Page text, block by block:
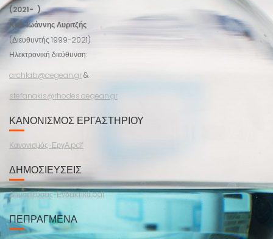
(2021- )
Καθ. Ιωάννης Λυριτζής
(Διευθυντής 1999-2021)
Ηλεκτρονική διεύθυνση:
archlab@aegean.gr&
stefanakis@rhodes.aegean.gr
ΚΑΝΟΝΙΣΜΌΣ ΕΡΓΑΣΤΗΡΊΟΥ
Κανονισμός-ΕργΑ.pdf
ΔΗΜΟΣΙΕΎΣΕΙΣ
Δημοσιεύσεις-Ενδεικτικά.pdf
ΠΕΠΡΑΓΜΈΝΑ